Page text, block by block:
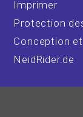
Imprimer
Protection
Conception
NeidRider.de